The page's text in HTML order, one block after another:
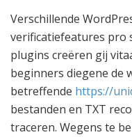
Verschillende
verificatiefeatures pro
plugins creëren gij
beginners diegene de
betreffende https://
bestanden en TXT
traceren. Wegens te